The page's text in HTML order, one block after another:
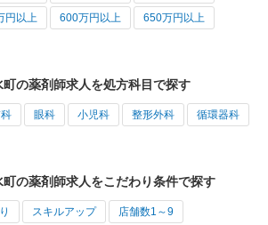
円以上 600万円以上 650万円以上
の薬剤師求人を処方科目で探す
眼科 小児科 整形外科 循環器科
の薬剤師求人をこだわり条件で探す
スキルアップ 店舗数1～9